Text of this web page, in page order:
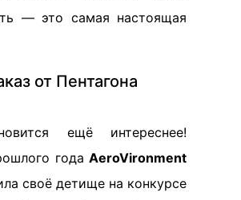
— это самая настоящая
от Пентагона
ещё интереснее!
года AeroVironment
своё детище на конкурсе